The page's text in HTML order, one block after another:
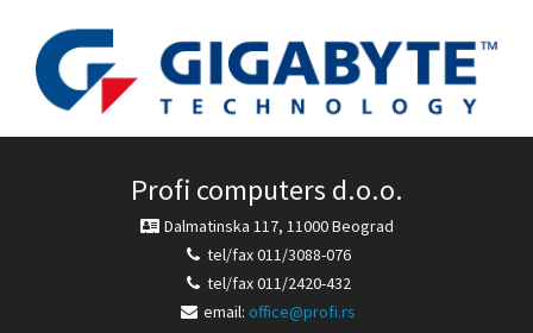
Profi computers d.o.o.
Dalmatinska 117, 11000 Beograd
tel/fax 011/3088-076
tel/fax 011/2420-432
email: office@profi.rs